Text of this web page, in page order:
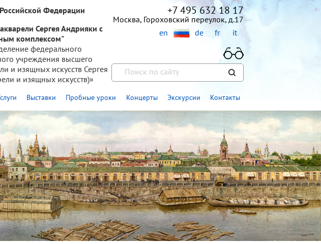
Федерации
Сергея Андрияки с
комплексом"
федерального
учреждения высшего
и изящных искусств Сергея
и изящных искусств)»
+7 495 632 18 17
Москва, Гороховский переулок, д.17
en
de fr it
Выставки Пробные уроки Концерты Экскурсии Контакты